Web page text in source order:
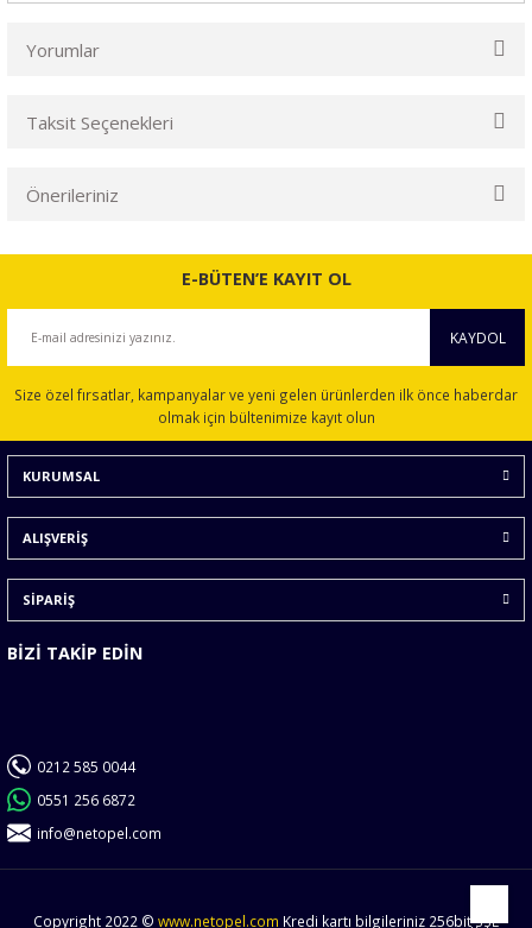
Yorumlar
Taksit Seçenekleri
Önerileriniz
Bu ürünün fiyat bilgisi, resim, ürün açıklamalarında ve diğer
konularda yetersiz gördüğünüz noktaları öneri formunu
Ürün açıklamasında eksik bilgiler bulunuyor.
Ürün bilgilerinde hatalar bulunuyor.
Ürün fiyatı diğer sitelerden daha pahalı.
Bu ürüne benzer farklı alternatifler olmalı.
E-BÜTEN’E KAYIT OL
KAYDOL
Size özel fırsatlar, kampanyalar ve yeni gelen ürünlerden ilk önce haberdar
olmak için bültenimize kayıt olun
KURUMSAL
ALIŞVERİŞ
SİPARİŞ
BİZİ TAKİP EDİN
0212 585 0044
0551 256 6872
info@netopel.com
Copyright 2022 © www.netopel.com Kredi kartı bilgileriniz 256bit SSL